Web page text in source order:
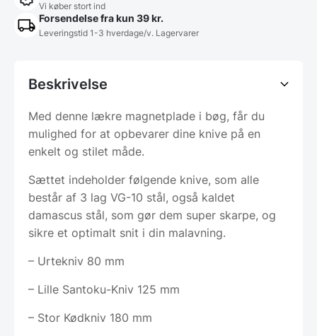
Vi køber stort ind
Forsendelse fra kun 39 kr.
Leveringstid 1-3 hverdage/v. Lagervarer
Beskrivelse
Med denne lækre magnetplade i bøg, får du
mulighed for at opbevarer dine knive på en
enkelt og stilet måde.
Sættet indeholder følgende knive, som alle
består af 3 lag VG-10 stål, også kaldet
damascus stål, som gør dem super skarpe, og
sikre et optimalt snit i din malavning.
– Urtekniv 80 mm
– Lille Santoku-Kniv 125 mm
– Stor Kødkniv 180 mm